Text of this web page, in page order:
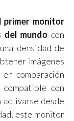
primer monitor
del mundo con
densidad de
imágenes
comparación
con
activarse desde
este monitor